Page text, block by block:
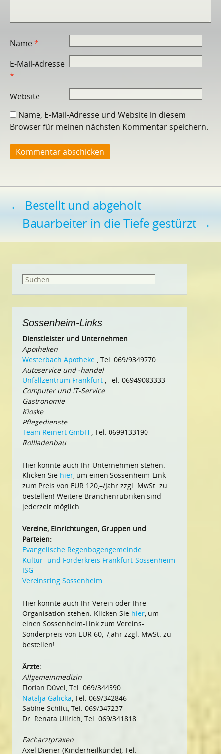
Name*
E-Mail-Adresse
*
Website
Name, E-Mail-Adresse und Website in diesem
Browser für meinen nächsten Kommentar speichern.
Beitragsnavigation
← Bestellt und abgeholt
Bauarbeiter in die Tiefe gestürzt →
Suchen
Sossenheim-Links
Dienstleister und Unternehmen
Apotheken
Westerbach Apotheke , Tel. 069/9349770
Autoservice und -handel
Unfallzentrum Frankfurt , Tel. 06949083333
Computer und IT-Service
Gastronomie
Kioske
Pflegedienste
Team Reinert GmbH , Tel. 0699133190
Rollladenbau
Hier könnte auch Ihr Unternehmen stehen.
Klicken Sie hier, um einen Sossenheim-Link
zum Preis von EUR 120,–/Jahr zzgl. MwSt. zu
bestellen! Weitere Branchenrubriken sind
jederzeit möglich.
Vereine, Einrichtungen, Gruppen und
Parteien:
Evangelische Regenbogengemeinde
Kultur- und Förderkreis Frankfurt-Sossenheim
ISG
Vereinsring Sossenheim
Hier könnte auch Ihr Verein oder Ihre
Organisation stehen. Klicken Sie hier, um
einen Sossenheim-Link zum Vereins-
Sonderpreis von EUR 60,–/Jahr zzgl. MwSt. zu
bestellen!
Ärzte:
Allgemeinmedizin
Florian Düvel, Tel. 069/344590
Natalja Galicka, Tel. 069/342846
Sabine Schlitt, Tel. 069/347237
Dr. Renata Ullrich, Tel. 069/341818
Facharztpraxen
Axel Diener (Kinderheilkunde), Tel.